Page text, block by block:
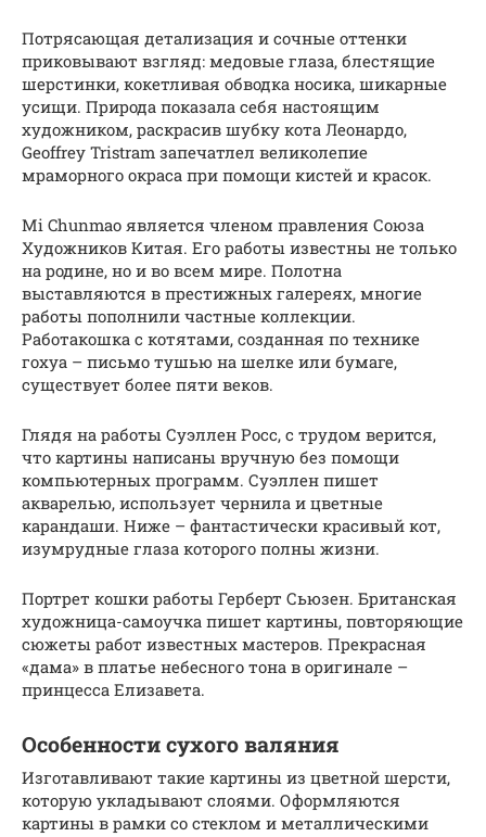
Потрясающая детализация и сочные оттенки
приковывают взгляд: медовые глаза, блестящие
шерстинки, кокетливая обводка носика, шикарные
усищи. Природа показала себя настоящим
художником, раскрасив шубку кота Леонардо,
Geoffrey Tristram запечатлел великолепие
мраморного окраса при помощи кистей и красок.
Mi Chunmao является членом правления Союза
Художников Китая. Его работы известны не только
на родине, но и во всем мире. Полотна
выставляются в престижных галереях, многие
работы пополнили частные коллекции.
Работакошка с котятами, созданная по технике
гохуа – письмо тушью на шелке или бумаге,
существует более пяти веков.
Глядя на работы Суэллен Росс, с трудом верится,
что картины написаны вручную без помощи
компьютерных программ. Суэллен пишет
акварелью, использует чернила и цветные
карандаши. Ниже – фантастически красивый кот,
изумрудные глаза которого полны жизни.
Портрет кошки работы Герберт Сьюзен. Британская
художница-самоучка пишет картины, повторяющие
сюжеты работ известных мастеров. Прекрасная
«дама» в платье небесного тона в оригинале –
принцесса Елизавета.
Особенности сухого валяния
Изготавливают такие картины из цветной шерсти,
которую укладывают слоями. Оформляются
картины в рамки со стеклом и металлическими